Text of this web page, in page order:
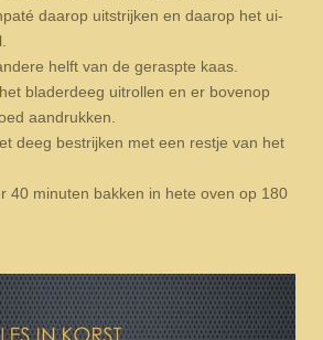
daarop uitstrijken en daarop het ui-
helft van de geraspte kaas.
bladerdeeg uitrollen en er bovenop
aandrukken.
deeg bestrijken met een restje van het
40 minuten bakken in hete oven op 180